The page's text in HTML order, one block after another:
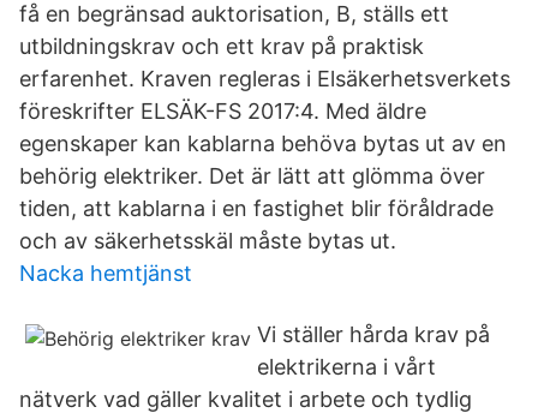
få en begränsad auktorisation, B, ställs ett
utbildningskrav och ett krav på praktisk
erfarenhet. Kraven regleras i Elsäkerhetsverkets
föreskrifter ELSÄK-FS 2017:4. Med äldre
egenskaper kan kablarna behöva bytas ut av en
behörig elektriker. Det är lätt att glömma över
tiden, att kablarna i en fastighet blir föråldrade
och av säkerhetsskäl måste bytas ut.
Nacka hemtjänst
Vi ställer hårda krav på
elektrikerna i vårt
nätverk vad gäller kvalitet i arbete och tydlig